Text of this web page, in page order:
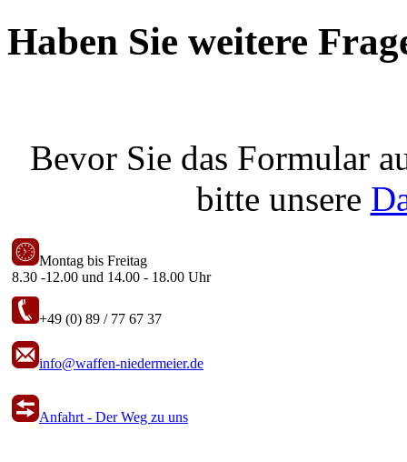
Haben Sie weitere
Bevor Sie das Formular
bitte unsere
Montag bis Freitag
8.30 -12.00 und 14.00 - 18.00 Uhr
+49 (0) 89 / 77 67 37
info@waffen-niedermeier.de
Anfahrt - Der Weg zu uns